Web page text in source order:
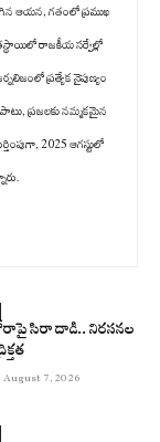
ఆయన, గతంలో ప్రముఖ
రాజకీయ సర్వేల్లో
ప్రత్యేక నైపుణ్యం
ప్రజలకు నమ్మకమైన
2025 ఆగస్టులో
సిరా దాడి.. నిరసనల
August 7, 2026